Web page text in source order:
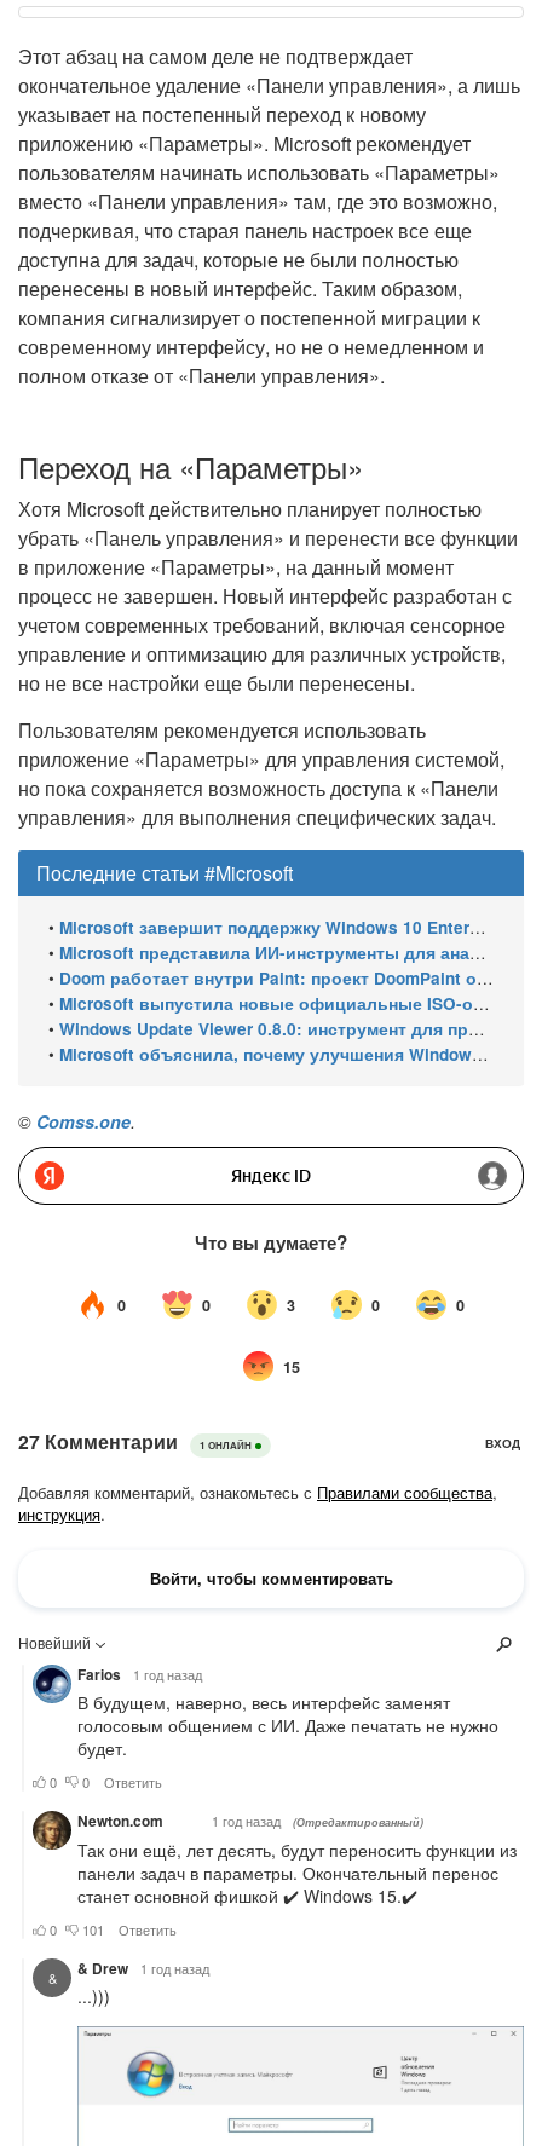
Этот абзац на самом деле не подтверждает
окончательное удаление «Панели управления», а лишь
указывает на постепенный переход к новому
приложению «Параметры». Microsoft рекомендует
пользователям начинать использовать «Параметры»
вместо «Панели управления» там, где это возможно,
подчеркивая, что старая панель настроек все еще
доступна для задач, которые не были полностью
перенесены в новый интерфейс. Таким образом,
компания сигнализирует о постепенной миграции к
современному интерфейсу, но не о немедленном и
полном отказе от «Панели управления».
Переход на «Параметры»
Хотя Microsoft действительно планирует полностью
убрать «Панель управления» и перенести все функции
в приложение «Параметры», на данный момент
процесс не завершен. Новый интерфейс разработан с
учетом современных требований, включая сенсорное
управление и оптимизацию для различных устройств,
но не все настройки еще были перенесены.
Пользователям рекомендуется использовать
приложение «Параметры» для управления системой,
но пока сохраняется возможность доступа к «Панели
управления» для выполнения специфических задач.
Последние статьи #Microsoft
• Microsoft завершит поддержку Windows 10 Enterprise LTSC 2021 в январе 2027 года. ESU продлят обновления до января 2030 года
• Microsoft представила ИИ-инструменты для анализа производительности Windows: ETW MCP и WPA MCP
• Doom работает внутри Paint: проект DoomPaint от технического директора Microsoft Azure
• Microsoft выпустила новые официальные ISO-образы Windows 11 для инсайдеров
• Windows Update Viewer 0.8.0: инструмент для просмотра истории обновлений Windows 11 и Windows 10 получил улучшения
• Microsoft объяснила, почему улучшения Windows 11 выходят так медленно
© Comss.one.